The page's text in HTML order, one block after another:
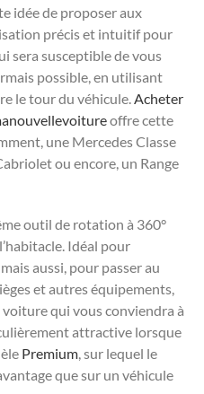
idée de proposer aux
précis et intuitif pour
sera susceptible de vous
possible, en utilisant
le tour du véhicule.Acheter
offre cette
une Mercedes Classe
ou encore, un Range
outil de rotation à 360°
Idéal pour
aussi, pour passer au
et autres équipements,
qui vous conviendra à
attractive lorsque
Premium, sur lequel le
que sur un véhicule